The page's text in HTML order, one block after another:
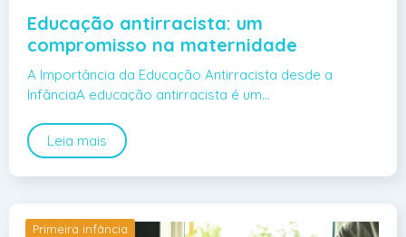
Educação antirracista: um
compromisso na maternidade
A Importância da Educação Antirracista desde a
InfânciaA educação antirracista é um…
Leia mais
Primeira infância